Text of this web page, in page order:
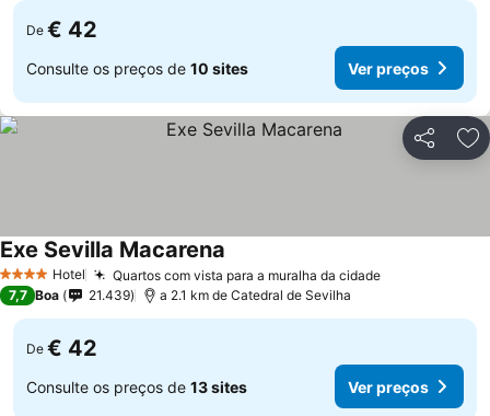
De € 42
Consulte os preços de 10 sites Ver preços
Partilhar
4 EstrelasHotel Quartos com vista para a muralha da cidadeVer preços
Exe Sevilla Macarena
7,7 Boa 21.439 a 2.1 km de Catedral de Sevilha
De € 42
Consulte os preços de 13 sites Ver preços